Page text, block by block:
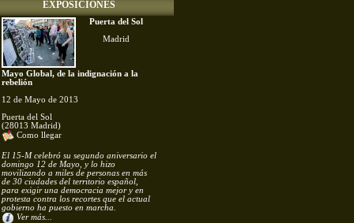
EXPOSICIONES
Puerta del Sol
Madrid
Mayo Global, de la indignación a la
rebelión
12 de Mayo de 2013
Puerta del Sol
(28013 Madrid)
Como llegar
El 15-M celebró su segundo aniversario el
domingo 12 de Mayo, y lo hizo
movilizando a miles de personas en más
de 30 ciudades del territorio español,
para exigir una democracia mejor y en
protesta contra los recortes que el actual
gobierno ha puesto en marcha.
Ver más...